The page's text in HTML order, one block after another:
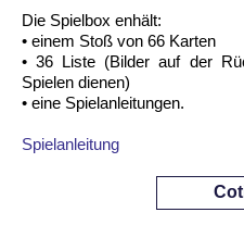
Die Spielbox enhält:
• einem Stoß von 66 Karten
• 36 Liste (Bilder auf der
Spielen dienen)
• eine Spielanleitungen.
Spielanleitung